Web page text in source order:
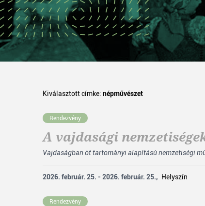
Kiválasztott címke: népművészet
Rendezvény
A vajdasági
Vajdaságban öt tartományi alapítású nemzetiségi
2026. február. 25. - 2026. február. 25., Helyszín
Rendezvény